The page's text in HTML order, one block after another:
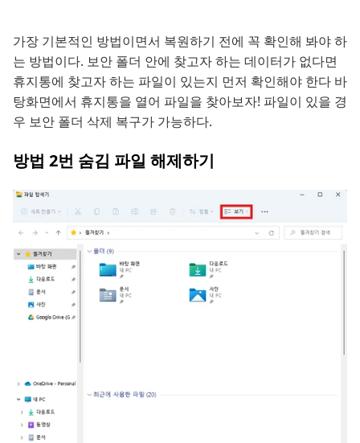
가장 기본적인 방법이면서 복원하기 전에 꼭 확인해 봐야 하
는 방법이다. 보안 폴더 안에 찾고자 하는 데이터가 없다면
휴지통에 찾고자 하는 파일이 있는지 먼저 확인해야 한다 바
탕화면에서 휴지통을 열어 파일을 찾아보자! 파일이 있을 경
우 보안 폴더 삭제 복구가 가능하다.
방법 2번 숨김 파일 해제하기